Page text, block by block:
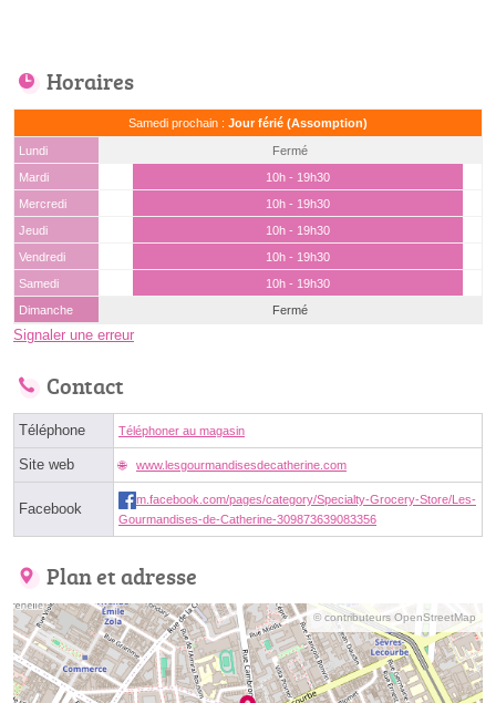
Horaires
Samedi prochain : Jour férié (Assomption)
Lundi
Fermé
Mardi
10h - 19h30
Mercredi
10h - 19h30
Jeudi
10h - 19h30
Vendredi
10h - 19h30
Samedi
10h - 19h30
Dimanche
Fermé
Signaler une erreur
Contact
Téléphone Téléphoner au magasin
Site web www.lesgourmandisesdecatherine.com
Facebook
m.facebook.com/pages/category/Specialty-Grocery-Store/Les-
Gourmandises-de-Catherine-309873639083356
Plan et adresse
© contributeurs OpenStreetMap